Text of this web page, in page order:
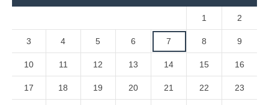
1 2
3 4 5 6 7 8 9
10 11 12 13 14 15 16
17 18 19 20 21 22 23